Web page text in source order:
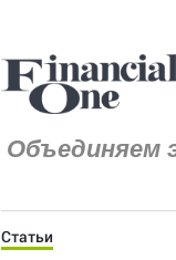
Объединяем
Статьи